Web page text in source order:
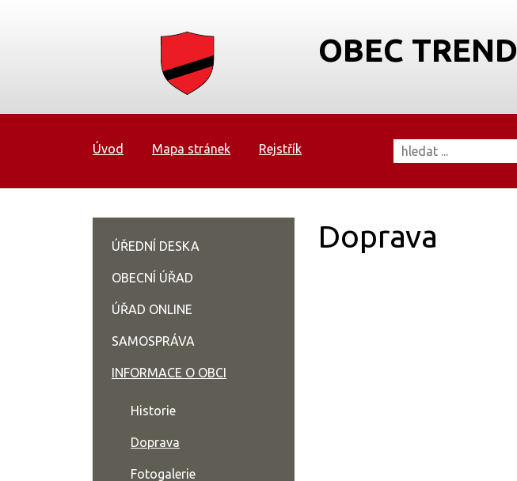
OBEC TREND
Úvod Mapa stránek Rejstřík
Doprava
ÚŘEDNÍ DESKA
OBECNÍ ÚŘAD
ÚŘAD ONLINE
SAMOSPRÁVA
INFORMACE O OBCI
Historie
Doprava
Fotogalerie